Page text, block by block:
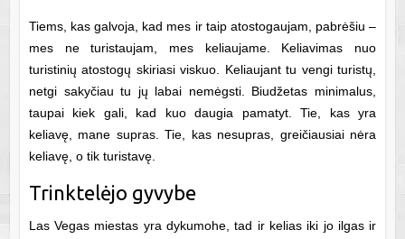
Tiems, kas galvoja, kad mes ir taip atostogaujam, pabrėšiu –
mes ne turistaujam, mes keliaujame. Keliavimas nuo
turistinių atostogų skiriasi viskuo. Keliaujant tu vengi turistų,
netgi sakyčiau tu jų labai nemėgsti. Biudžetas minimalus,
taupai kiek gali, kad kuo daugia pamatyt. Tie, kas yra
keliavę, mane supras. Tie, kas nesupras, greičiausiai nėra
keliavę, o tik turistavę.
Trinktelėjo gyvybe
Las Vegas miestas yra dykumohe, tad ir kelias iki jo ilgas ir